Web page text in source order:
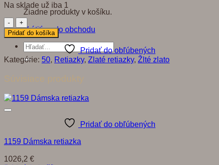
Žiadne produkty v košíku.
Vrátiť sa do obchodu
Hľadať:
Na sklade už iba 1
množstvo
1612
Retiazka
Pridať do košíka
Pridať do obľúbených
Kategórie: 50, Retiazky, Zlaté retiazky, Žlté zlato
Súvisiace produkty
Pridať do obľúbených
1159 Dámska retiazka
1026,2 €